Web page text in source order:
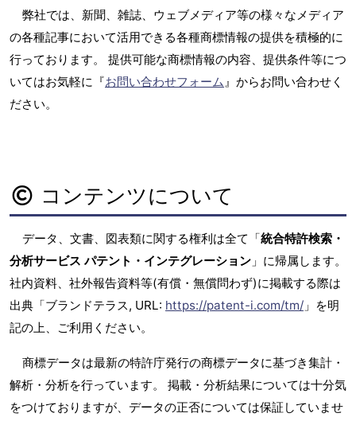
弊社では、新聞、雑誌、ウェブメディア等の様々なメディア
の各種記事において活用できる各種商標情報の提供を積極的に
行っております。 提供可能な商標情報の内容、提供条件等につ
いてはお気軽に『お問い合わせフォーム 』からお問い合わせく
ださい。
コンテンツについて
データ、文書、図表類に関する権利は全て「統合特許検索・
分析サービス パテント・インテグレーション 」に帰属します。
社内資料、社外報告資料等(有償・無償問わず)に掲載する際は
出典「ブランドテラス, URL: https://patent-i.com/tm/ 」を明
記の上、ご利用ください。
商標データは最新の特許庁発行の商標データに基づき集計・
解析・分析を行っています。 掲載・分析結果については十分気
をつけておりますが、データの正否については保証していませ